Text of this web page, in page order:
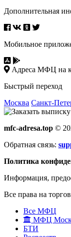
Дополнительная
Мобильное
Адреса МФЦ на
Быстрый переход
Москва Санкт-
mfc-adresa.top ©
Обратная связь:
Политика
Информация,
Все права на
Все МФЦ
МФЦ
БТИ